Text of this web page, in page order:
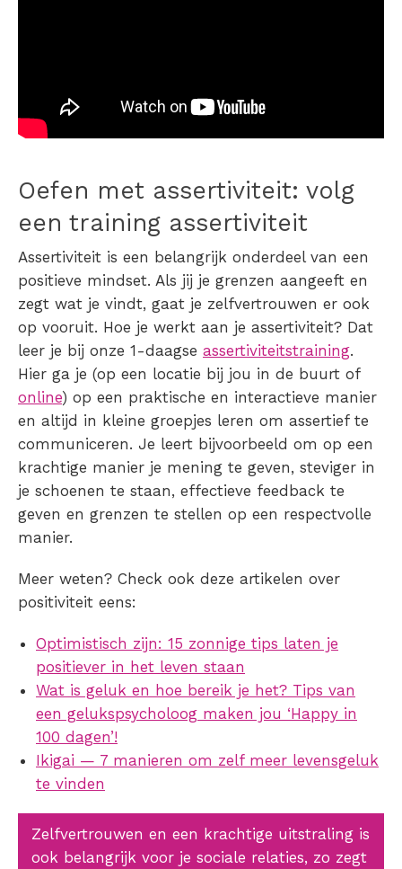
Oefen met assertiviteit: volg
een training assertiviteit
Assertiviteit is een belangrijk onderdeel van een
positieve mindset. Als jij je grenzen aangeeft en
zegt wat je vindt, gaat je zelfvertrouwen er ook
op vooruit. Hoe je werkt aan je assertiviteit? Dat
leer je bij onze 1-daagse assertiviteitstraining.
Hier ga je (op een locatie bij jou in de buurt of
online) op een praktische en interactieve manier
en altijd in kleine groepjes leren om assertief te
communiceren. Je leert bijvoorbeeld om op een
krachtige manier je mening te geven, steviger in
je schoenen te staan, effectieve feedback te
geven en grenzen te stellen op een respectvolle
manier.
Meer weten? Check ook deze artikelen over
positiviteit eens:
Optimistisch zijn: 15 zonnige tips laten je
positiever in het leven staan
Wat is geluk en hoe bereik je het? Tips van
een gelukspsycholoog maken jou ‘Happy in
100 dagen’!
Ikigai — 7 manieren om zelf meer levensgeluk
te vinden
Zelfvertrouwen en een krachtige uitstraling is
ook belangrijk voor je sociale relaties, zo zegt